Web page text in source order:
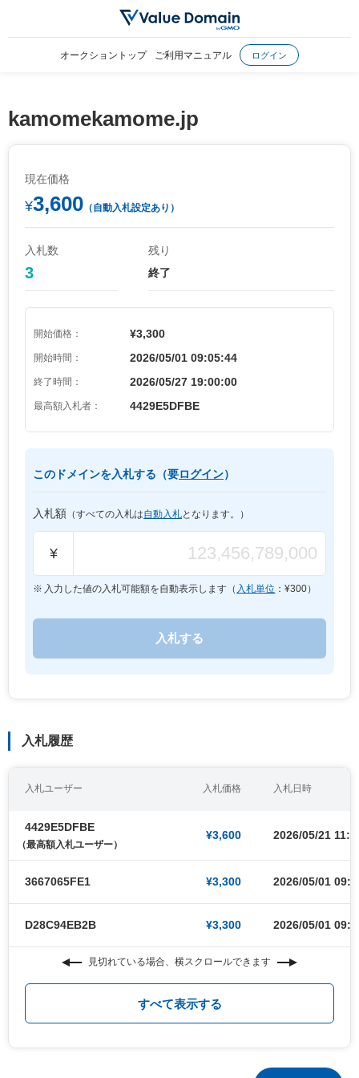
オークショントップ ご利用マニュアル ログイン
kamomekamome.jp
現在価格
¥3,600 （自動入札設定あり）
入札数
3
残り
終了
開始価格： ¥3,300
開始時間： 2026/05/01 09:05:44
終了時間： 2026/05/27 19:00:00
最高額入札者： 4429E5DFBE
このドメインを入札する（要ログイン）
入札額 （すべての入札は自動入札となります。）
¥
入力した値の入札可能額を自動表示します（ 入札単位 ：¥300）
入札履歴
入札ユーザー 入札価格 入札日時
4429E5DFBE
（最高額入札ユーザー）
¥3,600 2026/05/21
3667065FE1 ¥3,300 2026/05/01
D28C94EB2B ¥3,300 2026/05/01
見切れている場合、横スクロールできます
すべて表示する